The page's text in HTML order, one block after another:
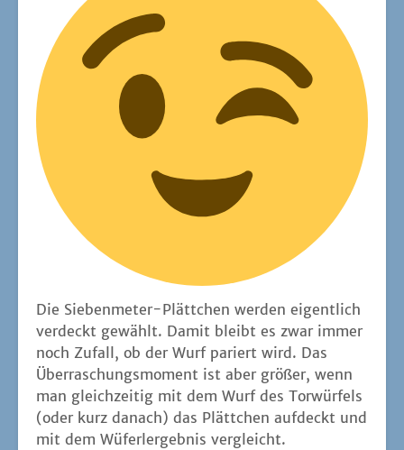
Die Sie­ben­me­ter-Plätt­chen wer­den eigent­lich
ver­deckt gewählt. Damit bleibt es zwar immer
noch Zufall, ob der Wurf pariert wird. Das
Über­ra­schungs­mo­ment ist aber grö­ßer, wenn
man gleich­zei­tig mit dem Wurf des Tor­wür­fels
(oder kurz danach) das Plätt­chen auf­deckt und
mit dem Wüfer­l­er­geb­nis vergleicht.